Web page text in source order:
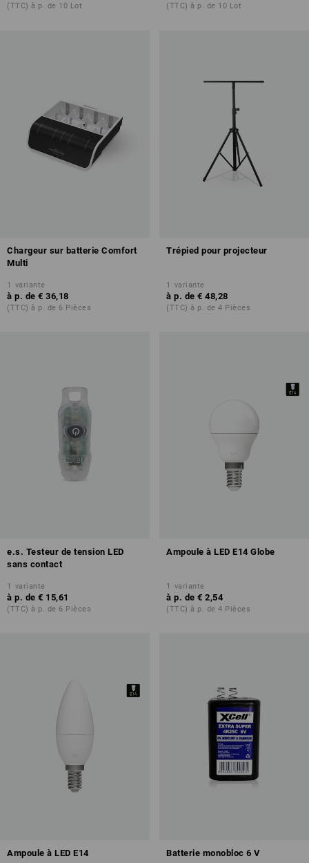
(TTC) à p. de 10 Lot (TTC) à p. de 10 Lot
Chargeur sur batterie Comfort
Multi
1 variante
à p. de € 36,18
(TTC) à p. de 6 Pièces
Trépied pour projecteur
1 variante
à p. de € 48,28
(TTC) à p. de 4 Pièces
e.s. Testeur de tension LED
sans contact
1 variante
à p. de € 15,61
(TTC) à p. de 6 Pièces
Ampoule à LED E14 Globe
1 variante
à p. de € 2,54
(TTC) à p. de 4 Pièces
Ampoule à LED E14 Batterie monobloc 6 V